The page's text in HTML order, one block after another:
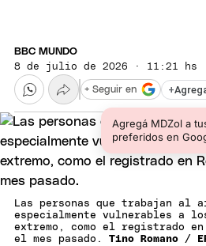
BBC MUNDO
8 de julio de 2026 · 11:21 hs
+
Agregá MDZol a
preferidos en
+ Seguir en
Las personas que trabajan al
especialmente vulnerables a
extremo, como el registrado en
el mes pasado. Tino Romano /